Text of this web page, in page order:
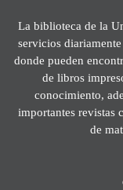
La biblioteca de la
servicios
donde pueden
de libros
conocimiento,
importantes revistas
de